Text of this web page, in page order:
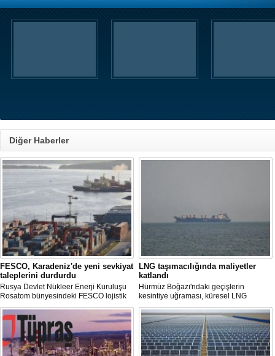
Diğer Haberler
FESCO, Karadeniz'de yeni sevkiyat
taleplerini durdurdu
Rusya Devlet Nükleer Enerji Kuruluşu
Rosatom bünyesindeki FESCO lojistik
şirketi, Karadeniz üzerinden yapılacak
sevkiyatlara ilişkin yeni taleplerin
kabulünü geçici olarak durdurdu.
LNG taşımacılığında maliyetler
katlandı
Hürmüz Boğazı'ndaki geçişlerin
kesintiye uğraması, küresel LNG
arzında aksamalara yol açarken sefer
sürelerini uzattı ve gemi kiralama ile
deniz yakıtı maliyetlerini 2022 enerji
krizinden bu yana en yüksek seviyelere
çıkardı.